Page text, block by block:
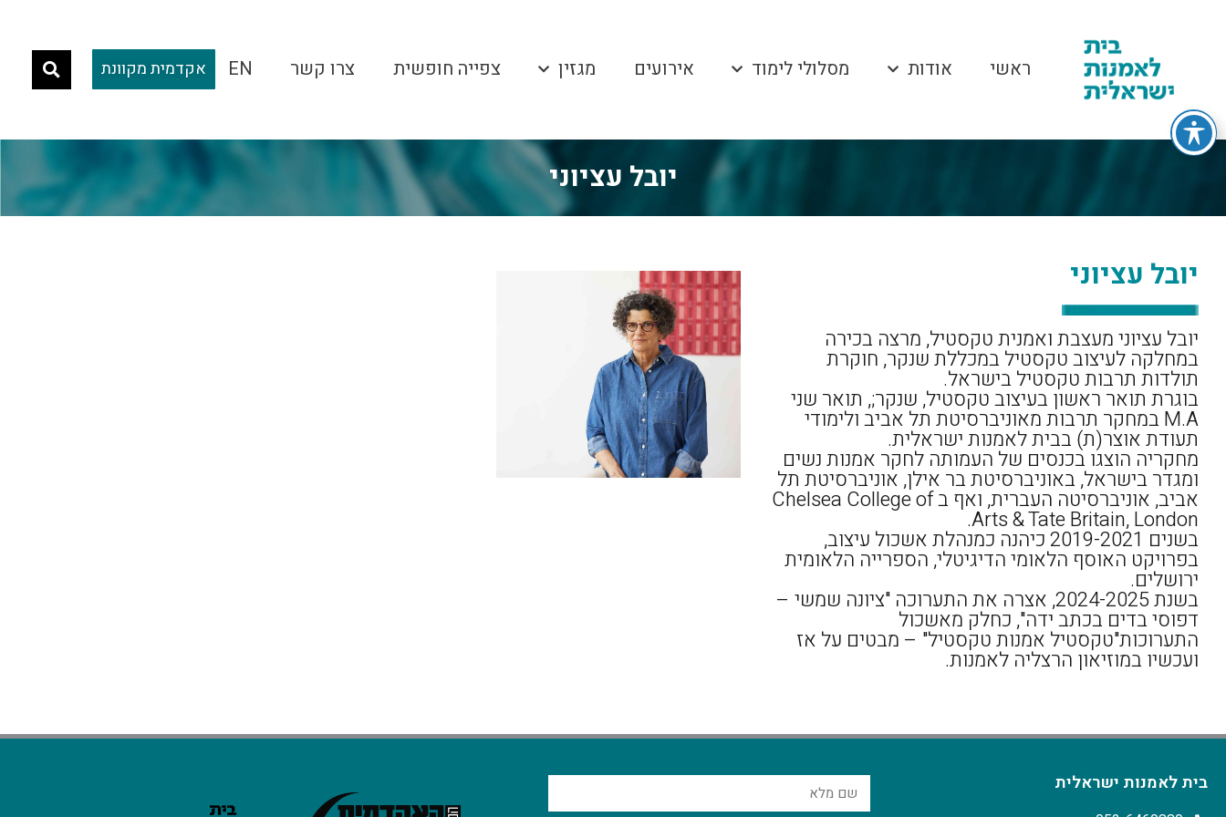
ראשי אודות מסלולי לימוד אירועים מגזין צפייה חופשית צרו קשר EN אקדמית מקוונת
יובל עציוני
יובל עציוני
יובל עציוני מעצבת ואמנית טקסטיל, מרצה בכירה
במחלקה לעיצוב טקסטיל במכללת שנקר, חוקרת
תולדות תרבות טקסטיל בישראל.
בוגרת תואר ראשון בעיצוב טקסטיל, שנקר;, תואר שני
M.A במחקר תרבות מאוניברסיטת תל אביב ולימודי
תעודת אוצר(ת) בבית לאמנות ישראלית.
מחקריה הוצגו בכנסים של העמותה לחקר אמנות נשים
ומגדר בישראל, באוניברסיטת בר אילן, אוניברסיטת תל
אביב, אוניברסיטה העברית, ואף ב Chelsea College of
Arts & Tate Britain, London.
בשנים 2019-2021 כיהנה כמנהלת אשכול עיצוב,
בפרויקט האוסף הלאומי הדיגיטלי, הספרייה הלאומית
ירושלים.
בשנת 2024-2025, אצרה את התערוכה "ציונה שמשי –
דפוסי בדים בכתב ידה", כחלק מאשכול
התערוכות"טקסטיל אמנות טקסטיל" – מבטים על אז
ועכשיו במוזיאון הרצליה לאמנות.
בית לאמנות ישראלית